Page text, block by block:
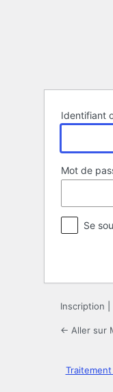
Identifiant
Mot de
Se
Inscription
← Aller sur